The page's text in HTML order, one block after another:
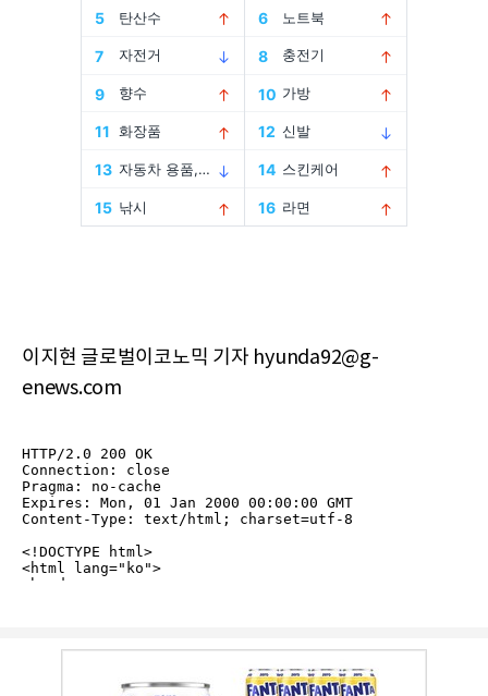
이지현 글로벌이코노믹 기자 hyunda92@g-
enews.com